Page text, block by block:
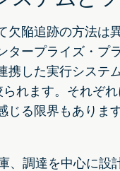
欠陥追跡の方法は
タープライズ・プ
携した実行システ
れます。それぞれ
じる限界もあります
、調達を中心に設